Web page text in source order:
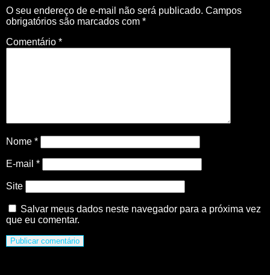
O seu endereço de e-mail não será publicado. Campos
obrigatórios são marcados com *
Comentário *
Nome *
E-mail *
Site
Salvar meus dados neste navegador para a próxima vez
que eu comentar.